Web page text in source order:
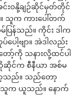
းဝနို့ချဉ်ဆိုင်မှတ်တိုင်
က ကားပေါ်တက်
ပြန်သည်။ ကိုင်း ဒါက
ေါ့ဗျာ။ အဲဒါလည်း
တော့်ကို သနားလို့ထင်ပါ
ဆိုင်က စီနီယာ အစ်မ
ော့သည်။ သည်တော့
။ သူက ယူသည်။ နောက်